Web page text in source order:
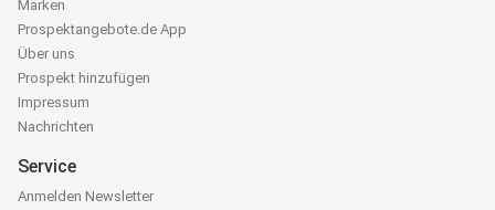
Marken
Prospektangebote.de App
Über uns
Prospekt hinzufügen
Impressum
Nachrichten
Service
Anmelden Newsletter